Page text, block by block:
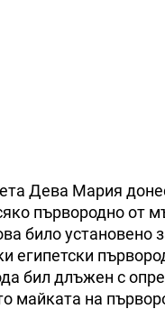
Дева Мария
първородно от
било установено
египетски
бил длъжен с
майката на